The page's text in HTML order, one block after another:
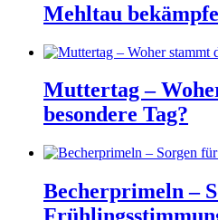
Mehltau
Muttertag –
besondere Tag?
Becherprimeln –